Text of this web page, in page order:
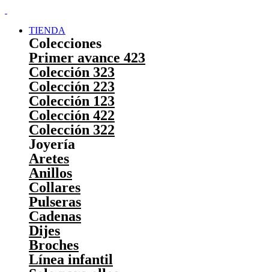
TIENDA
Colecciones
Primer avance 423
Colección 323
Colección 223
Colección 123
Colección 422
Colección 322
Joyería
Aretes
Anillos
Collares
Pulseras
Cadenas
Dijes
Broches
Línea infantil